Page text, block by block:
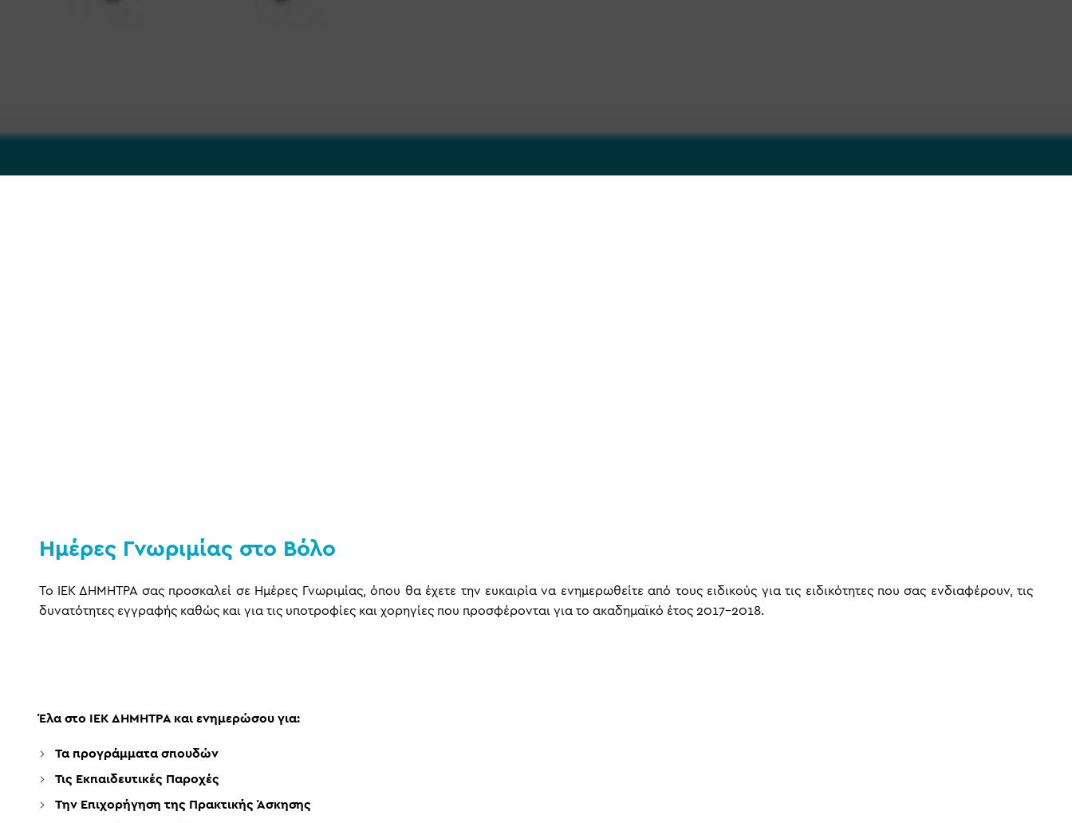
Ημέρες Γνωριμίας στo Βόλο
To ΙΕΚ ΔΗΜΗΤΡΑ σας προσκαλεί σε Ημέρες Γνωριμίας, όπου θα έχετε την ευκαιρία να ενημερωθείτε από τους ειδικούς για τις ειδικότητες που σας ενδιαφέρουν, τις
δυνατότητες εγγραφής καθώς και για τις υποτροφίες και χορηγίες που προσφέρονται για το ακαδημαϊκό έτος 2017-2018.
Έλα στο ΙΕΚ ΔΗΜΗΤΡΑ και ενημερώσου για:
Τα προγράμματα σπουδών
Τις Εκπαιδευτικές Παροχές
Την Επιχορήγηση της Πρακτικής Άσκησης